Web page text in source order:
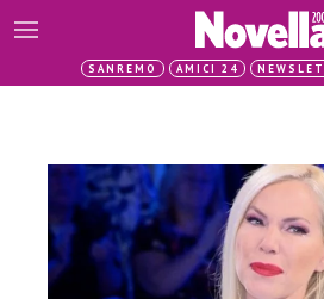
SANREMO AMICI 24